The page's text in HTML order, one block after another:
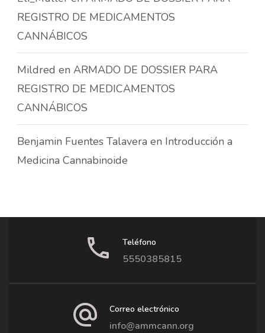
REGISTRO DE MEDICAMENTOS
CANNÁBICOS
Mildred en ARMADO DE DOSSIER PARA
REGISTRO DE MEDICAMENTOS
CANNÁBICOS
Benjamin Fuentes Talavera en Introducción a
Medicina Cannabinoide
Teléfono
5550385815
Correo electrónico
info@ammcann.org